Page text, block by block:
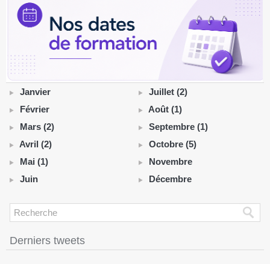
Janvier
Février
Mars (2)
Avril (2)
Mai (1)
Juin
Juillet (2)
Août (1)
Septembre (1)
Octobre (5)
Novembre
Décembre
Derniers tweets